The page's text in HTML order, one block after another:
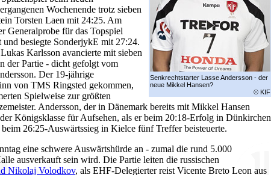
Senkrechtstarter Lasse Andersson - der
neue Mikkel Hansen?
© KIF
Wochenende trotz sieben
Torsten Laen mit 24:25. Am
Generalprobe für das Topspiel
besiegte SonderjykE mit 27:24.
Karlsson avancierte mit sieben
der Partie - dicht gefolgt vom
Der 19-jährige
von TMS Ringsted gekommen,
Spielweise zur größten
Andersson, der in Dänemark bereits mit Mikkel Hansen
Königsklasse für Aufsehen, als er beim 20:18-Erfolg in Dünkirchen
26:25-Auswärtssieg in Kielce fünf Treffer beisteuerte.
eine schwere Auswärtshürde an - zumal die rund 5.000
ausverkauft sein wird. Die Partie leiten die russischen
Nikolaj Volodkov, als EHF-Delegierter reist Vicente Breto Leon aus